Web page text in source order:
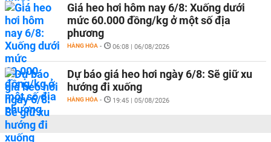
Giá heo hơi hôm nay 6/8: Xuống dưới
mức 60.000 đồng/kg ở một số địa
phương
HÀNG HÓA - 06:08 | 06/08/2026
Dự báo giá heo hơi ngày 6/8: Sẽ giữ xu
hướng đi xuống
HÀNG HÓA - 19:45 | 05/08/2026